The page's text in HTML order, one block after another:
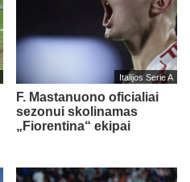
Italijos Serie A
F. Mastanuono oficialiai
sezonui skolinamas
„Fiorentina“ ekipai